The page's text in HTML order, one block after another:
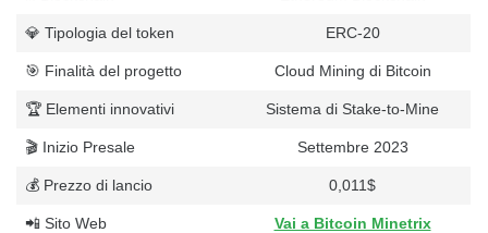
💎 Tipologia del token ERC-20
🎯 Finalità del progetto Cloud Mining di Bitcoin
🏆 Elementi innovativi Sistema di Stake-to-Mine
🎬 Inizio Presale Settembre 2023
💰 Prezzo di lancio 0,011$
📲 Sito Web Vai a Bitcoin Minetrix